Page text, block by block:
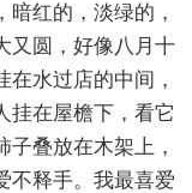
红的，淡绿的，
又圆，好像八月十
水过店的中间，
挂在屋檐下，看它
叠放在木架上，
不释手。我最喜爱